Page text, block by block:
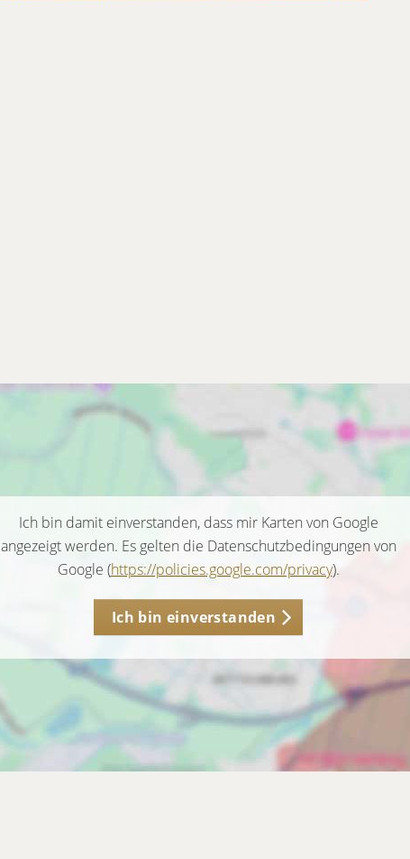
Ich bin damit einverstanden, dass mir Karten von Google
angezeigt werden. Es gelten die Datenschutzbedingungen von
Google (https://policies.google.com/privacy).
Ich bin einverstanden